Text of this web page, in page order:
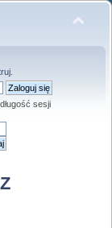
.
sesji